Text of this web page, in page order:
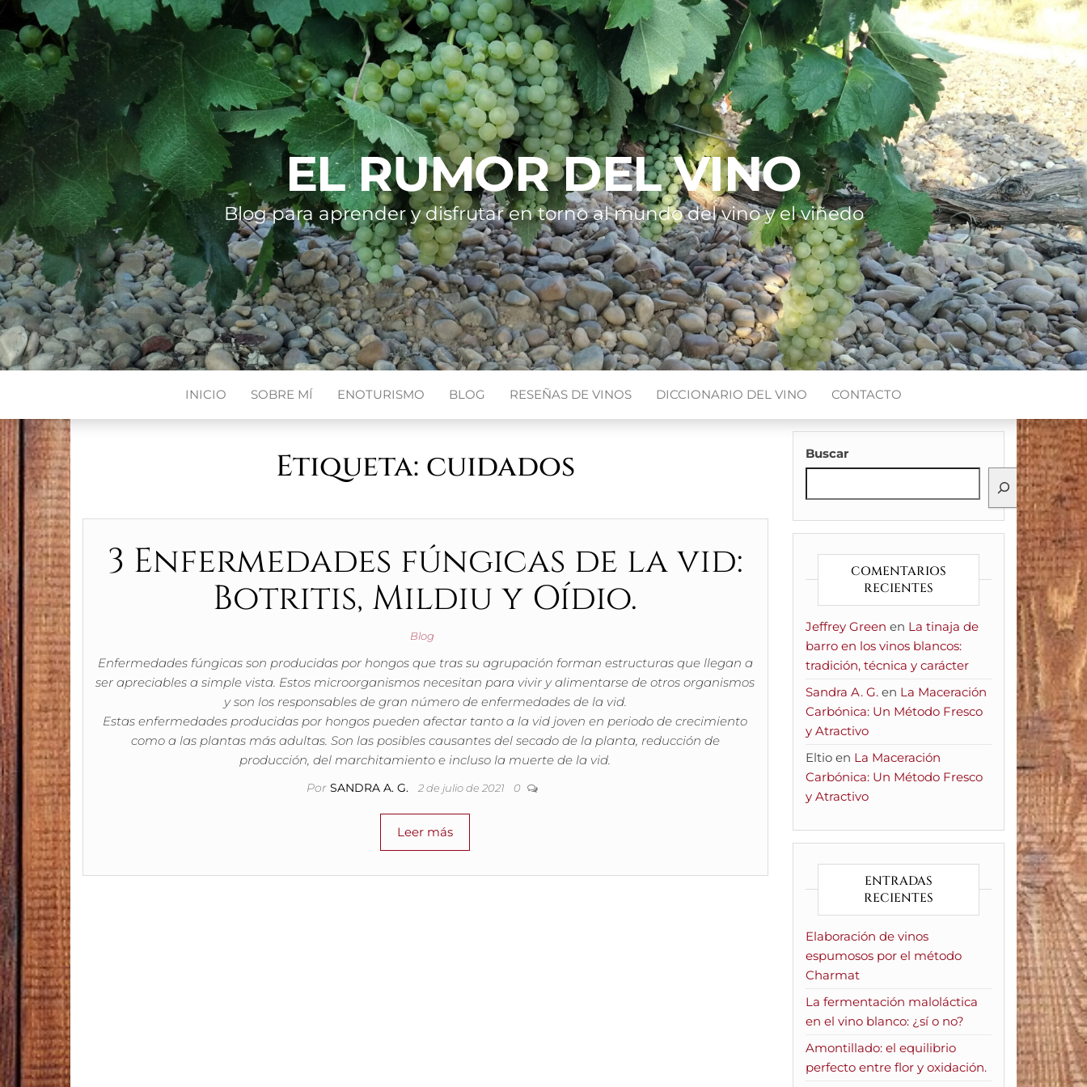
EL RUMOR DEL VINO
Blog para aprender y disfrutar en torno al mundo del vino y el viñedo
INICIO SOBRE MÍ ENOTURISMO BLOG RESEÑAS DE VINOS DICCIONARIO DEL VINO CONTACTO
Etiqueta: cuidados
3 Enfermedades fúngicas de la vid:
Botritis, Mildiu y Oídio.
Blog
Enfermedades fúngicas son producidas por hongos que tras su agrupación forman estructuras que llegan a
ser apreciables a simple vista. Estos microorganismos necesitan para vivir y alimentarse de otros organismos
y son los responsables de gran número de enfermedades de la vid.
Estas enfermedades producidas por hongos pueden afectar tanto a la vid joven en periodo de crecimiento
como a las plantas más adultas. Son las posibles causantes del secado de la planta, reducción de
producción, del marchitamiento e incluso la muerte de la vid.
Por SANDRA A. G. 2 de julio de 2021 0
Leer más
Buscar
COMENTARIOS
RECIENTES
Jeffrey Green en La tinaja de
barro en los vinos blancos:
tradición, técnica y carácter
Sandra A. G.en La Maceración
Carbónica: Un Método Fresco
y Atractivo
Eltioen La Maceración
Carbónica: Un Método Fresco
y Atractivo
ENTRADAS
RECIENTES
Elaboración de vinos
espumosos por el método
Charmat
La fermentación maloláctica
en el vino blanco: ¿sí o no?
Amontillado: el equilibrio
perfecto entre flor y oxidación.